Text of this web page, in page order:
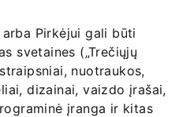
Pirkėjui gali būti
svetaines („Trečiųjų
nuotraukos,
dizainai, vaizdo įrašai,
įranga ir kitas